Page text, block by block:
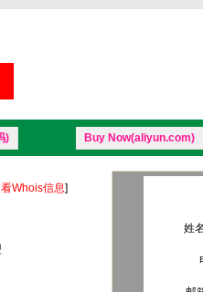
) Buy Now(aliyun.com)
Whois信息]
姓